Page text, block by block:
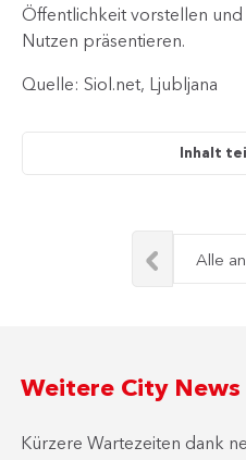
Öffentlichkeit vorstellen
Nutzen präsentieren.
Quelle: Siol.net, Ljubljana
Inhalt
Alle
Weitere City News
Kürzere Wartezeiten dank